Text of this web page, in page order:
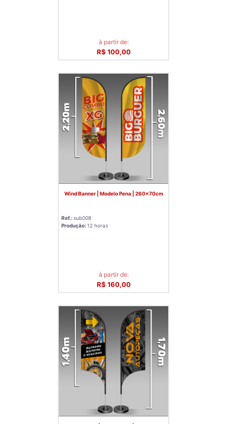
à partir de:
R$ 100,00
Wind Banner | Modelo Pena | 260x70cm
Ref.:sub008
Produção:12 horas
à partir de:
R$ 160,00